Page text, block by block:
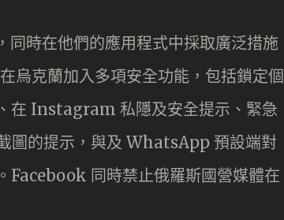
時在他們的應用程式中採取廣泛措施
烏克蘭加入多項安全功能，包括鎖定個
在 Instagram 私隱及安全提示、緊急
圖的提示，與及 WhatsApp 預設端對
Facebook 同時禁止俄羅斯國營媒體在